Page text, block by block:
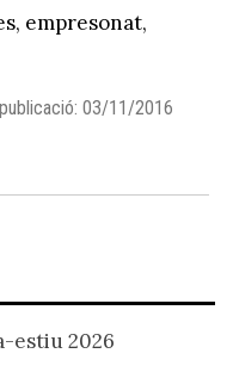
empresonat,
03/11/2016
estiu 2026